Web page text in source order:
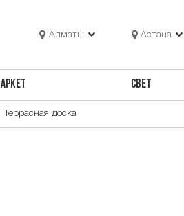
Алматы Астана
ПАРКЕТ СВЕТ
Террасная доска